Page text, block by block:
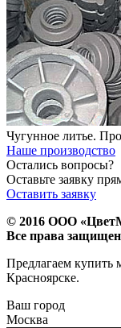
Чугунное литье.
Наше производство
Остались вопросы?
Оставьте заявку
Оставить заявку
© 2016 ООО
Все права
Предлагаем купить
Красноярске.
Ваш город
Москва